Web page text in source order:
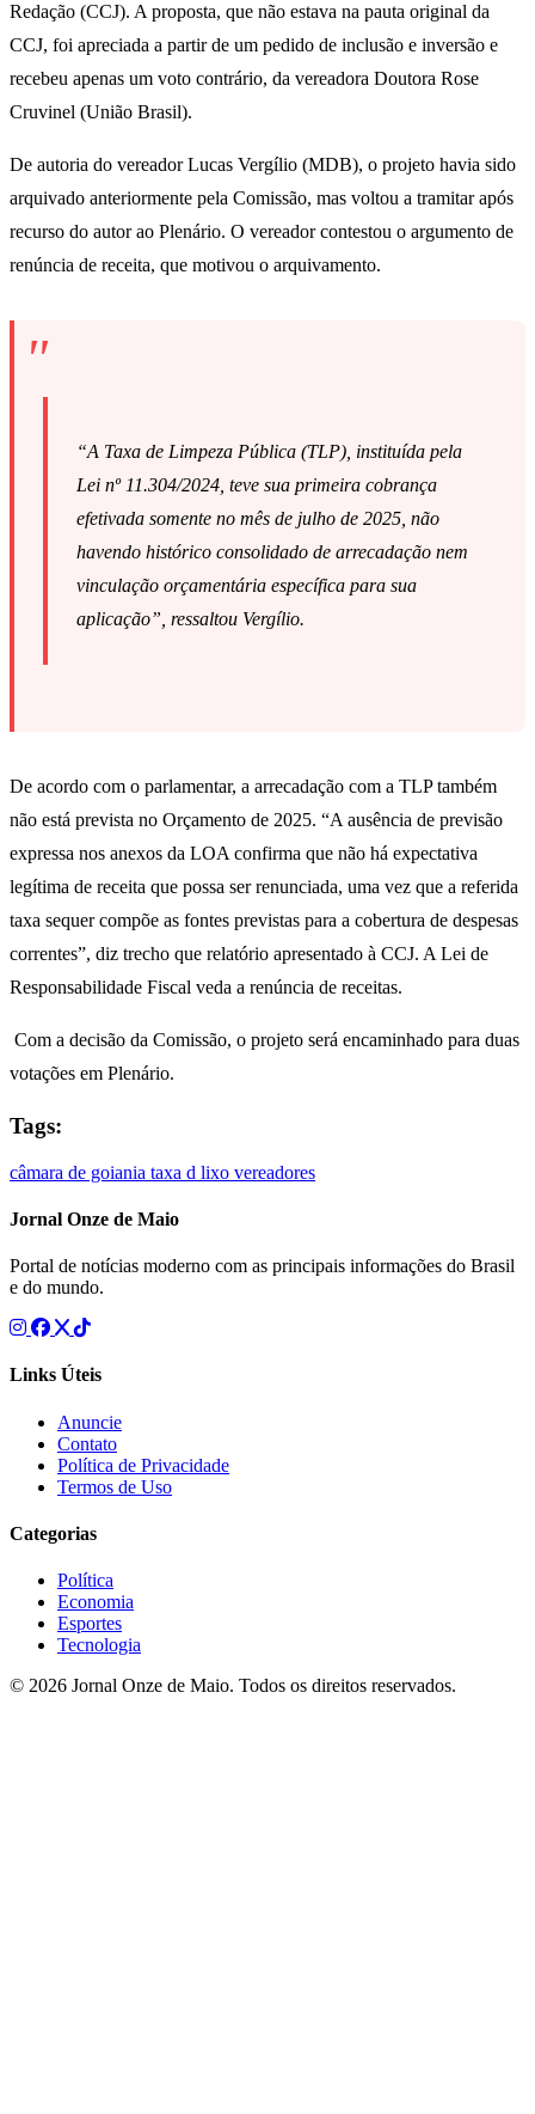
Redação (CCJ). A proposta, que não estava na pauta original da
CCJ, foi apreciada a partir de um pedido de inclusão e inversão e
recebeu apenas um voto contrário, da vereadora Doutora Rose
Cruvinel (União Brasil).
De autoria do vereador Lucas Vergílio (MDB), o projeto havia sido
arquivado anteriormente pela Comissão, mas voltou a tramitar após
recurso do autor ao Plenário. O vereador contestou o argumento de
renúncia de receita, que motivou o arquivamento.
“A Taxa de Limpeza Pública (TLP), instituída pela
Lei nº 11.304/2024, teve sua primeira cobrança
efetivada somente no mês de julho de 2025, não
havendo histórico consolidado de arrecadação nem
vinculação orçamentária específica para sua
aplicação”, ressaltou Vergílio.
De acordo com o parlamentar, a arrecadação com a TLP também
não está prevista no Orçamento de 2025. “A ausência de previsão
expressa nos anexos da LOA confirma que não há expectativa
legítima de receita que possa ser renunciada, uma vez que a referida
taxa sequer compõe as fontes previstas para a cobertura de despesas
correntes”, diz trecho que relatório apresentado à CCJ. A Lei de
Responsabilidade Fiscal veda a renúncia de receitas.
Com a decisão da Comissão, o projeto será encaminhado para duas
votações em Plenário.
Tags:
câmara de goiania taxa d lixo vereadores
Jornal Onze de Maio
Portal de notícias moderno com as principais informações do Brasil
e do mundo.
Links Úteis
Anuncie
Contato
Política de Privacidade
Termos de Uso
Categorias
Política
Economia
Esportes
Tecnologia
© 2026 Jornal Onze de Maio. Todos os direitos reservados.